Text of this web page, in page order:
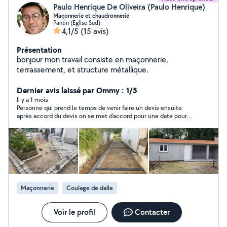
Paulo Henrique De Oliveira (Paulo Henrique)
Maçonnerie et chaudronnerie
Pantin (Eglise Sud)
4,1/5 (15 avis)
Présentation
bonjour mon travail consiste en maçonnerie,
terrassement, et structure métallique.
Dernier avis laissé par Ommy : 1/5
Il y a 1 mois
Personne qui prend le temps de venir faire un devis ensuite
après accord du devis on se met d'accord pour une date pour
tel.personne pas sérieuse qui fait perdre votre temps .
Maçonnerie Coulage de dalle
Voir le profil Contacter